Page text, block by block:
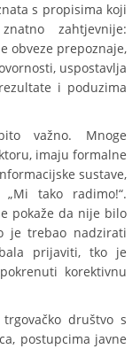
s propisima koji
zahtjevnije:
obveze prepoznaje,
uspostavlja
i poduzima
važno. Mnoge
imaju formalne
sustave,
tako radimo!“.
pokaže da nije bilo
je trebao nadzirati
prijaviti, tko je
korektivnu
društvo s
postupcima javne